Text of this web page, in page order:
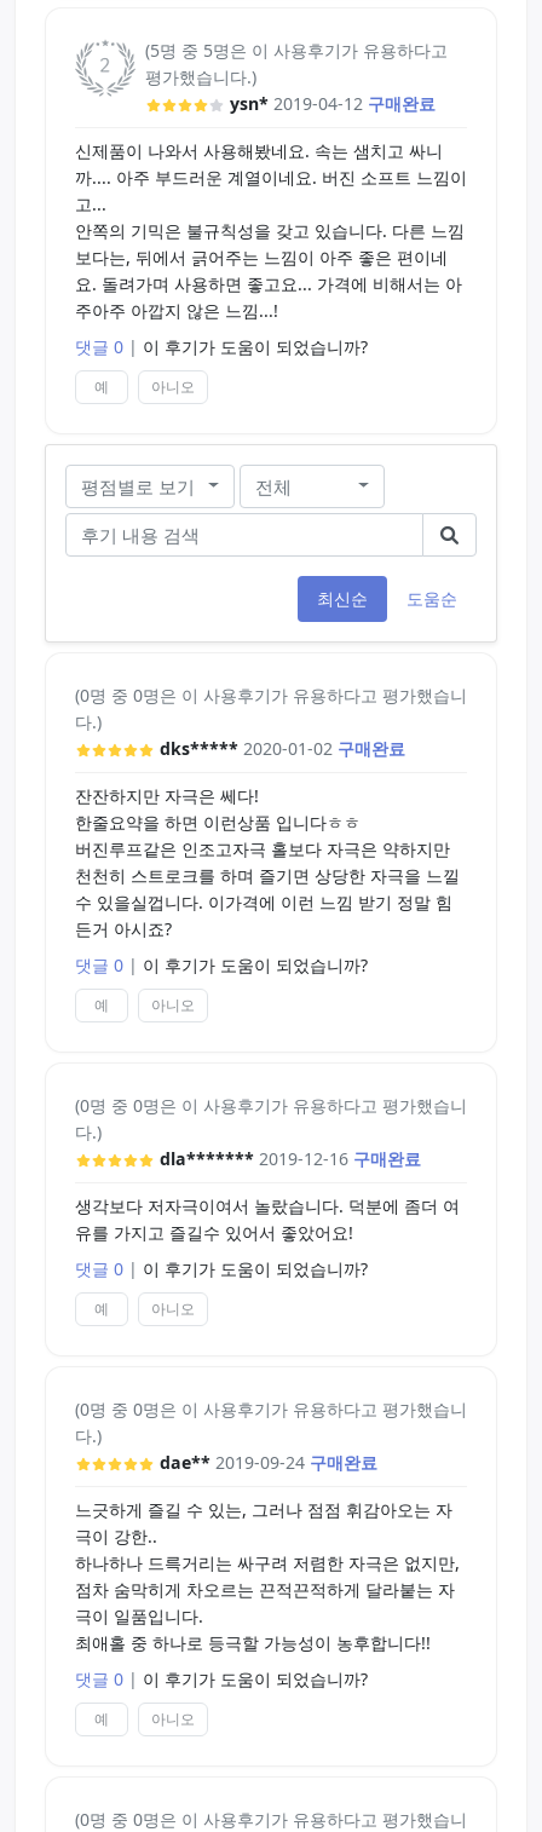
념을 깨개되어 감회가 새롭습니다.
앞으로 라이드 재팬의 소프트 제품들을 구매해볼 예
리뷰가 도움이 되었다면 예,
도움이 되지않았다면 아니요를 눌러주세요
(5명 중 5명은 이 사용후기가 유용하다고
평가했습니다.)
ysn* 2019-04-12 구매완료
신제품이 나와서 사용해봤네요. 속는 샘치고 싸니
까.... 아주 부드러운 계열이네요. 버진 소프트 느낌이
고...
안쪽의 기믹은 불규칙성을 갖고 있습니다. 다른 느낌
보다는, 뒤에서 긁어주는 느낌이 아주 좋은 편이네
요. 돌려가며 사용하면 좋고요... 가격에 비해서는 아
주아주 아깝지 않은 느낌...!
댓글 0 | 이 후기가 도움이 되었습니까?
예 아니오
평점별로 보기 전체
최신순 도움순
(0명 중 0명은 이 사용후기가 유용하다고 평가했습니
다.)
dks***** 2020-01-02 구매완료
잔잔하지만 자극은 쎄다!
한줄요약을 하면 이런상품 입니다ㅎㅎ
버진루프같은 인조고자극 홀보다 자극은 약하지만
천천히 스트로크를 하며 즐기면 상당한 자극을 느낄
수 있을실껍니다. 이가격에 이런 느낌 받기 정말 힘
든거 아시죠?
댓글 0 | 이 후기가 도움이 되었습니까?
예 아니오
(0명 중 0명은 이 사용후기가 유용하다고 평가했습니
다.)
dla******* 2019-12-16 구매완료
생각보다 저자극이여서 놀랐습니다. 덕분에 좀더 여
유를 가지고 즐길수 있어서 좋았어요!
댓글 0 | 이 후기가 도움이 되었습니까?
예 아니오
(0명 중 0명은 이 사용후기가 유용하다고 평가했습니
다.)
dae** 2019-09-24 구매완료
느긋하게 즐길 수 있는, 그러나 점점 휘감아오는 자
극이 강한..
하나하나 드륵거리는 싸구려 저렴한 자극은 없지만,
점차 숨막히게 차오르는 끈적끈적하게 달라붙는 자
극이 일품입니다.
최애홀 중 하나로 등극할 가능성이 농후합니다!!
댓글 0 | 이 후기가 도움이 되었습니까?
예 아니오
(0명 중 0명은 이 사용후기가 유용하다고 평가했습니